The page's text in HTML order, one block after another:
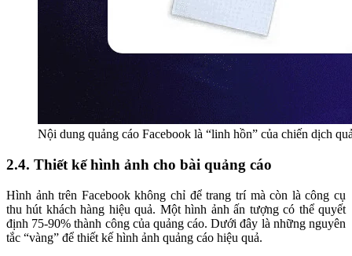
Nội dung quảng cáo Facebook là “linh hồn” của chiến dịch
2.4. Thiết kế hình ảnh cho bài quảng cáo
Hình ảnh trên Facebook không chỉ để trang trí mà còn là công cụ
thu hút khách hàng hiệu quả. Một hình ảnh ấn tượng có thể quyết
định 75-90% thành công của quảng cáo. Dưới đây là những nguyên
tắc “vàng” để thiết kế hình ảnh quảng cáo hiệu quả.